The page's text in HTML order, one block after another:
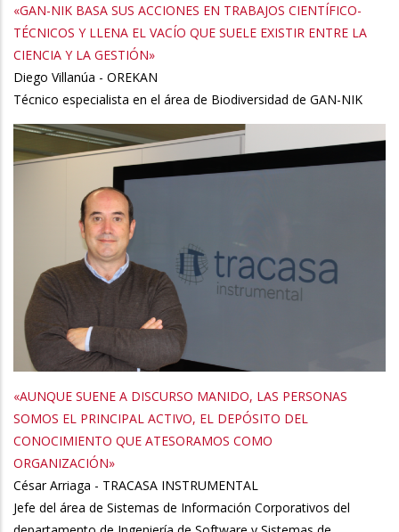
«GAN-NIK BASA SUS ACCIONES EN TRABAJOS CIENTÍFICO-
TÉCNICOS Y LLENA EL VACÍO QUE SUELE EXISTIR ENTRE LA
CIENCIA Y LA GESTIÓN»
Diego Villanúa - OREKAN
Técnico especialista en el área de Biodiversidad de GAN-NIK
«AUNQUE SUENE A DISCURSO MANIDO, LAS PERSONAS
SOMOS EL PRINCIPAL ACTIVO, EL DEPÓSITO DEL
CONOCIMIENTO QUE ATESORAMOS COMO
ORGANIZACIÓN»
César Arriaga - TRACASA INSTRUMENTAL
Jefe del área de Sistemas de Información Corporativos del